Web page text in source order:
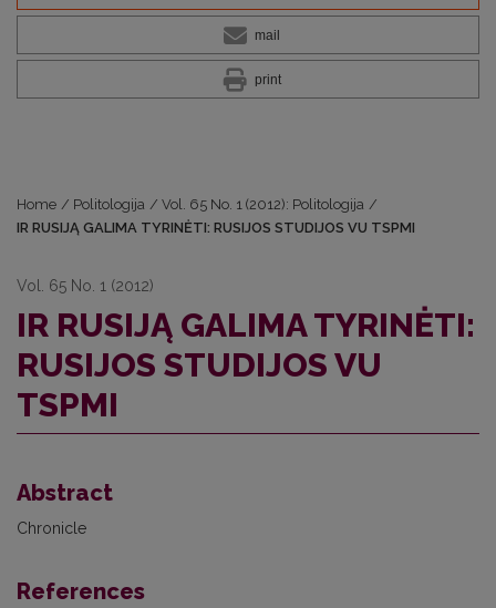
mail
print
Home / Politologija / Vol. 65 No. 1 (2012): Politologija /
IR RUSIJĄ GALIMA TYRINĖTI: RUSIJOS STUDIJOS VU TSPMI
Vol. 65 No. 1 (2012)
IR RUSIJĄ GALIMA TYRINĖTI:
RUSIJOS STUDIJOS VU
TSPMI
Abstract
Chronicle
References